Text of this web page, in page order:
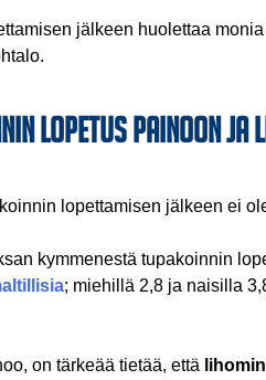
jälkeen huolettaa
lopetus painoon ja
lopettamisen jälkeen ei
kymmenestä tupakoinnin
; miehillä 2,8 ja naisilla
on tärkeää tietää, että